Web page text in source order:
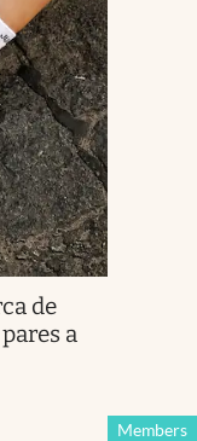
de
a
Members